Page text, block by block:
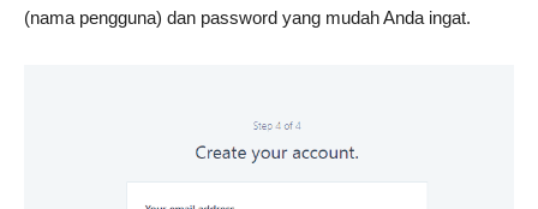
(nama pengguna) dan password yang mudah Anda ingat.